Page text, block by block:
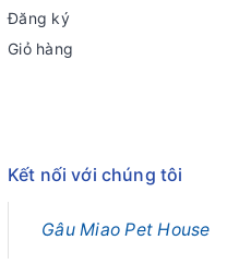
Đăng ký
Giỏ hàng
Kết nối với chúng tôi
Gâu Miao Pet House